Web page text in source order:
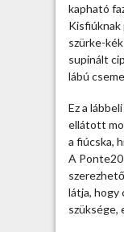
kapható
Kisfiúknak
szürke-
supinált
lábú
Ez a
ellátott
a fiúcska,
A
látja, hogy
szüksége,